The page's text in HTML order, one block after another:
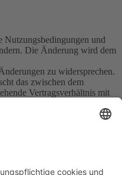
Nutzungsbedingungen und
Die Änderung wird dem
zu widersprechen.
das zwischen dem
Vertragsverhältnis mit
und verbindlich, wenn
hat.